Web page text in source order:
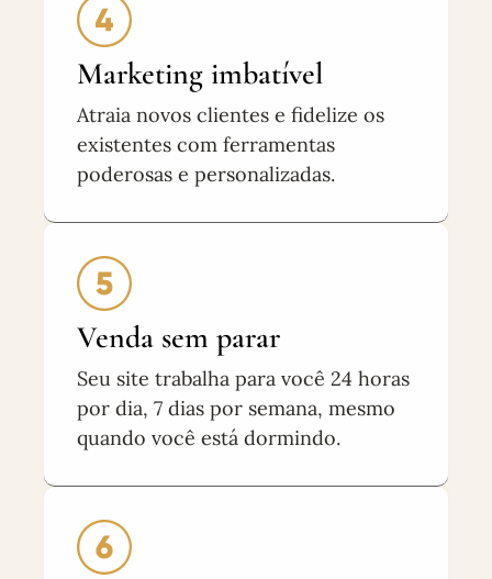
Marketing imbatível
Atraia novos clientes e fidelize os
existentes com ferramentas
poderosas e personalizadas.
Venda sem parar
Seu site trabalha para você 24 horas
por dia, 7 dias por semana, mesmo
quando você está dormindo.